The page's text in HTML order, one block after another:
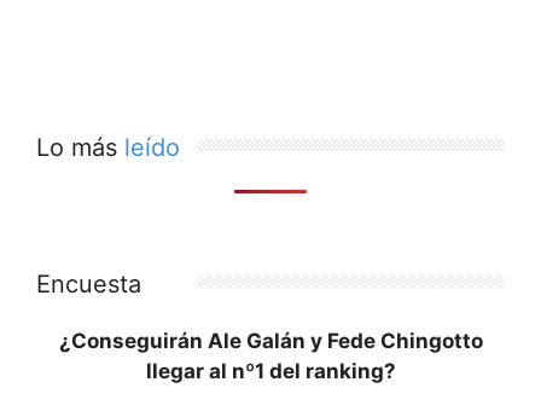
Lo más leído
Encuesta
¿Conseguirán Ale Galán y Fede Chingotto
llegar al nº1 del ranking?